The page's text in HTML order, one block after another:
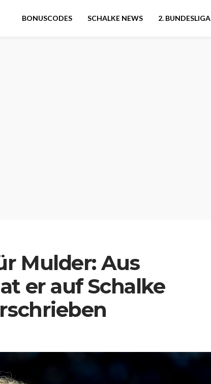
BONUSCODES SCHALKE NEWS 2. BUNDESLIGA
Mulder: Aus
er auf Schalke